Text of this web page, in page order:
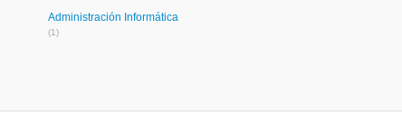
Administración Informática
(1)